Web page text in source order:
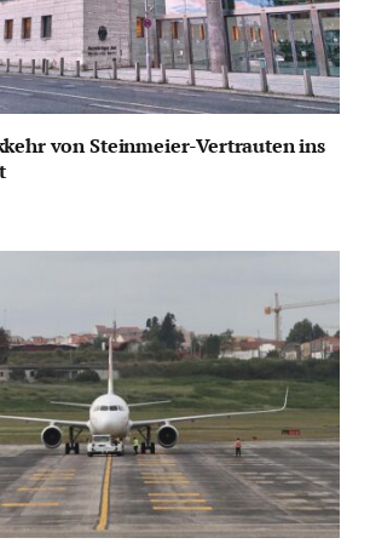
von Steinmeier-Vertrauten ins